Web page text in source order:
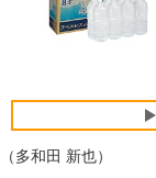
（多和田 新也）